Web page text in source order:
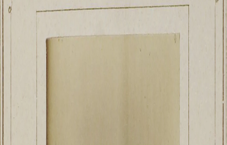
Русское искусство второй половины
Русское народное искусство XVII-XXI
Будущие выставки
Выездные выставки
Степан Эрьзя – скульптор мира. К
Эпоха Императора Александра III и её